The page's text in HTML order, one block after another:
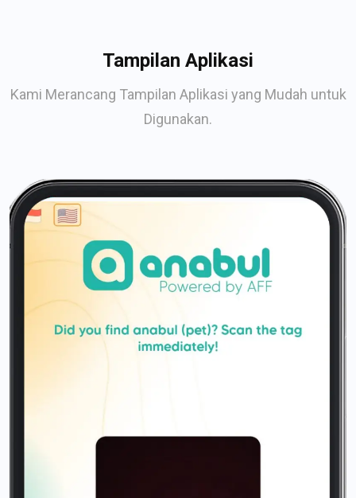
Tampilan Aplikasi
Kami Merancang Tampilan Aplikasi yang Mudah untuk
Digunakan.